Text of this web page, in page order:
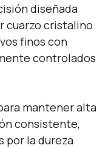
diseñada
cuarzo cristalino
finos con
controlados​​
mantener ​​alta
consistente​​,
por la dureza